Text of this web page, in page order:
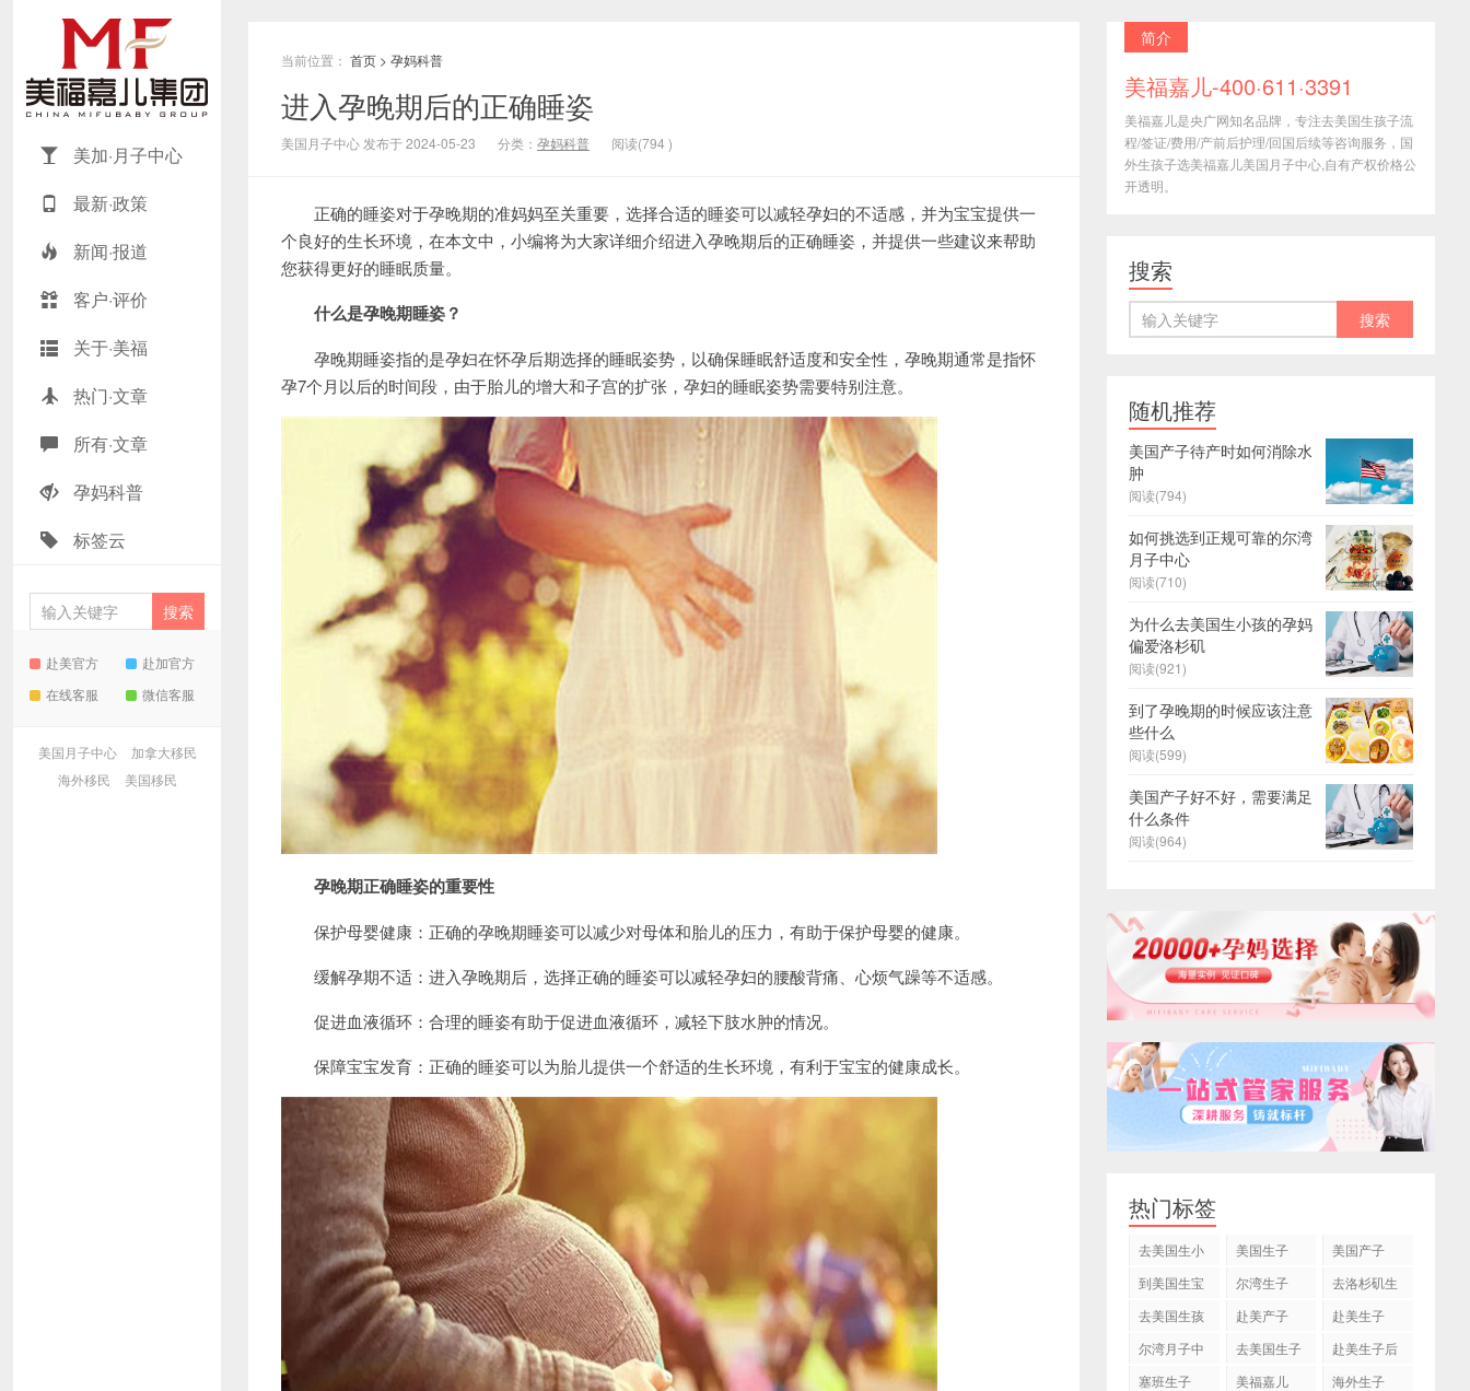
美加·月子中心
最新·政策
新闻·报道
客户·评价
关于·美福
热门·文章
所有·文章
孕妈科普
标签云
赴美官方
赴加官方
在线客服
微信客服
美国月子中心
加拿大移民
海外移民
美国移民
当前位置： 首页 > 孕妈科普
进入孕晚期后的正确睡姿
美国月子中心 发布于 2024-05-23 分类： 孕妈科普 阅读(794 )
正确的睡姿对于孕晚期的准妈妈至关重要，选择合适的睡姿可以减轻孕妇的不适感，并为宝宝提供一
个良好的生长环境，在本文中，小编将为大家详细介绍进入孕晚期后的正确睡姿，并提供一些建议来帮助
您获得更好的睡眠质量。
什么是孕晚期睡姿？
孕晚期睡姿指的是孕妇在怀孕后期选择的睡眠姿势，以确保睡眠舒适度和安全性，孕晚期通常是指怀
孕7个月以后的时间段，由于胎儿的增大和子宫的扩张，孕妇的睡眠姿势需要特别注意。
孕晚期正确睡姿的重要性
保护母婴健康：正确的孕晚期睡姿可以减少对母体和胎儿的压力，有助于保护母婴的健康。
缓解孕期不适：进入孕晚期后，选择正确的睡姿可以减轻孕妇的腰酸背痛、心烦气躁等不适感。
促进血液循环：合理的睡姿有助于促进血液循环，减轻下肢水肿的情况。
保障宝宝发育：正确的睡姿可以为胎儿提供一个舒适的生长环境，有利于宝宝的健康成长。
简介
美福嘉儿-400·611·3391
美福嘉儿是央广网知名品牌，专注去美国生孩子流
程/签证/费用/产前后护理/回国后续等咨询服务，国
外生孩子选美福嘉儿美国月子中心,自有产权价格公
开透明。
搜索
随机推荐
美国产子待产时如何消除水
肿
阅读(794)
如何挑选到正规可靠的尔湾
月子中心
阅读(710)
为什么去美国生小孩的孕妈
偏爱洛杉矶
阅读(921)
到了孕晚期的时候应该注意
些什么
阅读(599)
美国产子好不好，需要满足
什么条件
阅读(964)
热门标签
去美国生小
美国生子
美国产子
到美国生宝
尔湾生子
去洛杉矶生
去美国生孩
赴美产子
赴美生子
尔湾月子中
去美国生子
赴美生子后
塞班生子
美福嘉儿
海外生子